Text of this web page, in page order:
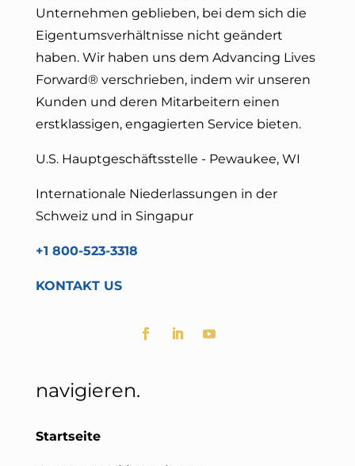
Unternehmen geblieben, bei dem sich die
Eigentumsverhältnisse nicht geändert
haben. Wir haben uns dem Advancing Lives
Forward® verschrieben, indem wir unseren
Kunden und deren Mitarbeitern einen
erstklassigen, engagierten Service bieten.
U.S. Hauptgeschäftsstelle - Pewaukee, WI
Internationale Niederlassungen in der
Schweiz und in Singapur
+1 800-523-3318
KONTAKT US
navigieren.
Startseite